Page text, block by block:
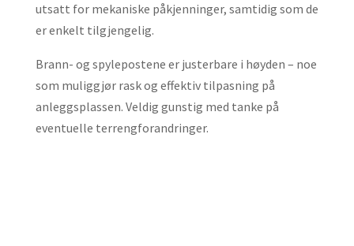
utsatt for mekaniske påkjenninger, samtidig som de
er enkelt tilgjengelig.
Brann- og spylepostene er justerbare i høyden – noe
som muliggjør rask og effektiv tilpasning på
anleggsplassen. Veldig gunstig med tanke på
eventuelle terrengforandringer.